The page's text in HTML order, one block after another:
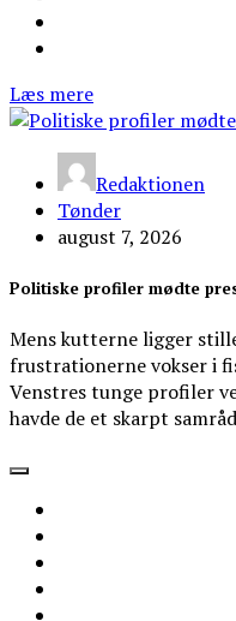
Læs mere
Redaktionen
Tønder
august 7, 2026
Politiske profiler mødte
Mens kutterne ligger
frustrationerne vokser i
Venstres tunge profiler
havde de et skarpt